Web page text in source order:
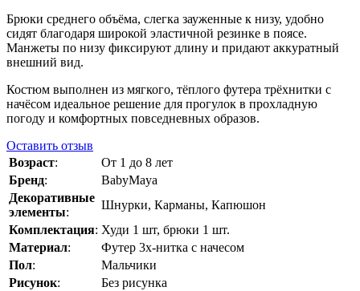
Брюки среднего объёма, слегка зауженные к низу, удобно
сидят благодаря широкой эластичной резинке в поясе.
Манжеты по низу фиксируют длину и придают аккуратный
внешний вид.
Костюм выполнен из мягкого, тёплого футера трёхнитки с
начёсом идеальное решение для прогулок в прохладную
погоду и комфортных повседневных образов.
Оставить отзыв
Возраст:
От 1 до 8 лет
Бренд:
BabyMaya
Декоративные
элементы:
Шнурки, Карманы, Капюшон
Комплектация: Худи 1 шт, брюки 1 шт.
Материал:
Футер 3х-нитка с начесом
Пол:
Мальчики
Рисунок:
Без рисунка